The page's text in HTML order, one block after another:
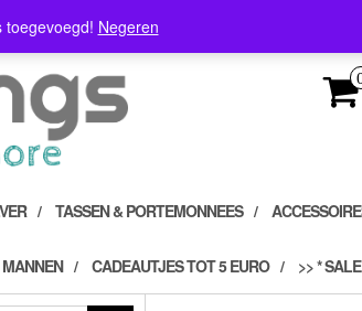
toegevoegd! Negeren
TASSEN & PORTEMONNEES
MANNEN CADEAUTJES TOT 5 EURO >> *